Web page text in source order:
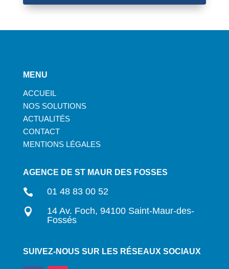
MENU
ACCUEIL
NOS SOLUTIONS
ACTUALITÉS
CONTACT
MENTIONS LÉGALES
AGENCE DE ST MAUR DES FOSSES

01 48 83 00 52

14 Av. Foch, 94100 Saint-Maur-des-
Fossés
SUIVEZ-NOUS SUR LES RÉSEAUX SOCIAUX